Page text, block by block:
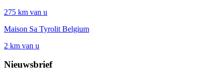
275 km van u
Maison Sa Tyrolit Belgium
2 km van u
Nieuwsbrief